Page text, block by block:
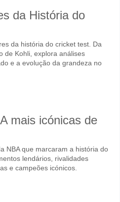
da História do
da história do cricket test. Da
de Kohli, explora análises
e a evolução da grandeza no
mais icónicas de
NBA que marcaram a história do
lendários, rivalidades
e campeões icónicos.